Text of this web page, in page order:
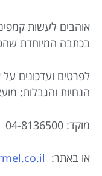
אוהבים לעשות
בכתבה המיוחדת
לפרטים ועדכונים על
הנחיות והגבלות:
מוקד: 04-8136500
או באתר: